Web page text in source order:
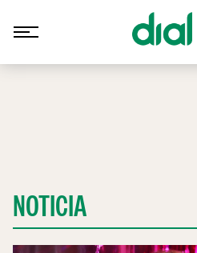
NOTICIA